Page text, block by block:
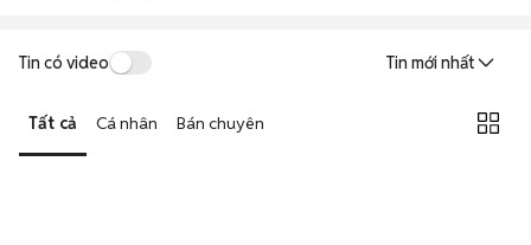
Tin có video Tin mới nhất
Tất cả Cá nhân Bán chuyên